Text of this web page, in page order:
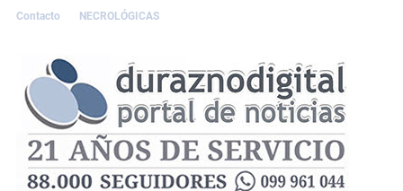
Contacto NECROLÓGICAS